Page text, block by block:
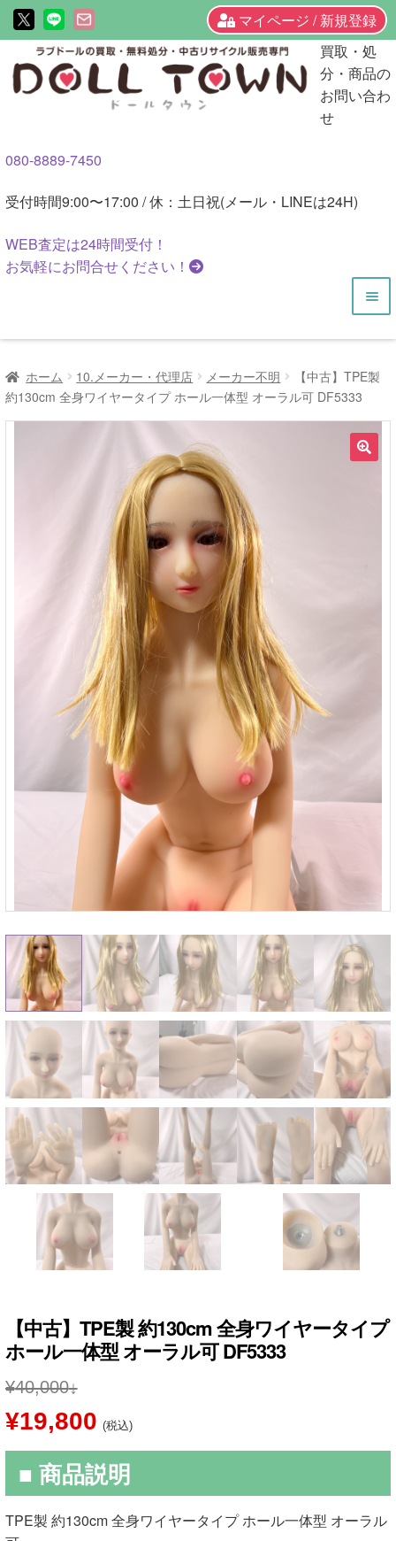
マイページ / 新規登録
ビ
ゲ
ョ
へ
キ
ッ
ン
テ
へ
キ
プ
買取・処
分・商品の
お問い合わ
せ
080-8889-7450
受付時間9:00〜17:00 / 休：土日祝(メール・LINEは24H)
WEB査定は24時間受付！
お気軽にお問合せください！
HOME
商品一覧
ラブドール買取・処分
よくあるご質問
お問い合わせ
ホーム 10.メーカー・代理店 メーカー不明
【中古】TPE製
約130cm 全身ワイヤータイプ ホール一体型 オーラル可 DF5333
【中古】TPE製 約130cm 全身ワイヤータイプ
ホール一体型 オーラル可 DF5333
¥40,000
元
の
価
格
¥19,800現
在
の
価
(税込)
■ 商品説明
TPE製 約130cm 全身ワイヤータイプ ホール一体型 オーラル